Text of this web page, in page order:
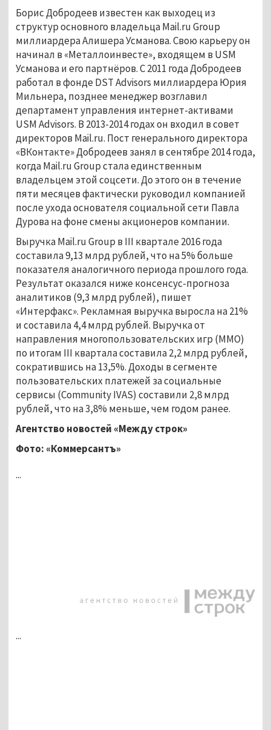
Борис Добродеев известен как выходец из
структур основного владельца Mail.ru Group
миллиардера Алишера Усманова. Свою карьеру он
начинал в «Металлоинвесте», входящем в USM
Усманова и его партнёров. С 2011 года Добродеев
работал в фонде DST Advisors миллиардера Юрия
Мильнера, позднее менеджер возглавил
департамент управления интернет-активами
USM Advisors. В 2013-2014 годах он входил в совет
директоров Mail.ru. Пост генерального директора
«ВКонтакте» Добродеев занял в сентябре 2014 года,
когда Mail.ru Group стала единственным
владельцем этой соцсети. До этого он в течение
пяти месяцев фактически руководил компанией
после ухода основателя социальной сети Павла
Дурова на фоне смены акционеров компании.
Выручка Mail.ru Group в III квартале 2016 года
составила 9,13 млрд рублей, что на 5% больше
показателя аналогичного периода прошлого года.
Результат оказался ниже консенсус-прогноза
аналитиков (9,3 млрд рублей), пишет
«Интерфакс». Рекламная выручка выросла на 21%
и составила 4,4 млрд рублей. Выручка от
направления многопользовательских игр (MMO)
по итогам III квартала составила 2,2 млрд рублей,
сократившись на 13,5%. Доходы в сегменте
пользовательских платежей за социальные
сервисы (Community IVAS) составили 2,8 млрд
рублей, что на 3,8% меньше, чем годом ранее.
Агентство новостей «Между строк»
Фото: «Коммерсантъ»
...
...